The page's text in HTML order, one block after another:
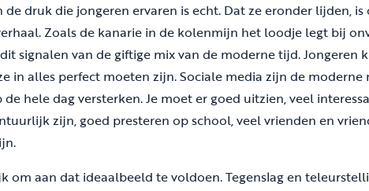
de druk die jongeren ervaren is echt. Dat ze eronder lijden,
Zoals de kanarie in de kolenmijn het loodje legt bij
signalen van de giftige mix van de moderne tijd. Jongeren
in alles perfect moeten zijn. Sociale media zijn de moderne
hele dag versterken. Je moet er goed uitzien, veel
zijn, goed presteren op school, veel vrienden en
om aan dat ideaalbeeld te voldoen. Tegenslag en